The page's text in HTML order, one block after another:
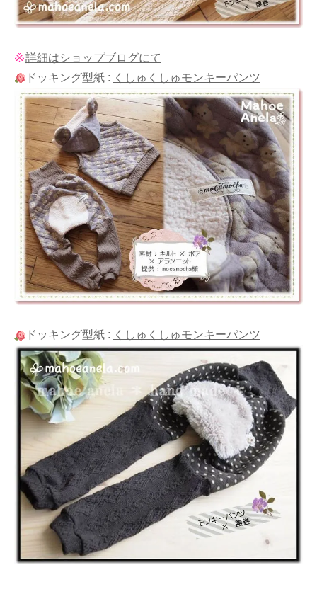
詳細はショップブログにて
ドッキング型紙 : くしゅくしゅモンキーパンツ
ドッキング型紙 : くしゅくしゅモンキーパンツ